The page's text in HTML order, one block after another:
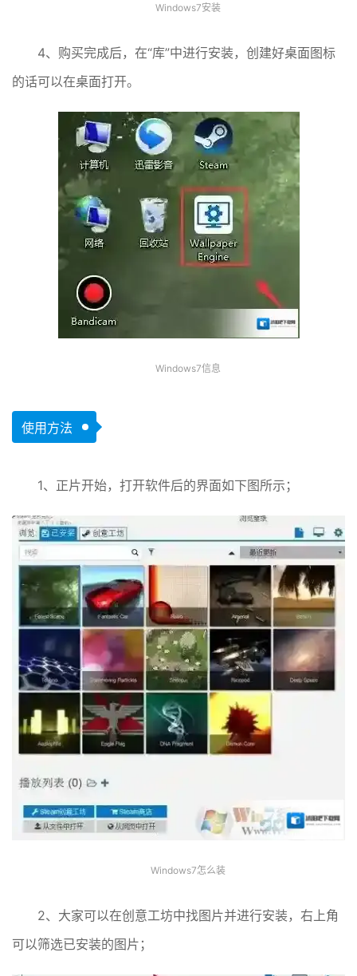
Windows7安装
4、购买完成后，在“库”中进行安装，创建好桌面图标
的话可以在桌面打开。
Windows7信息
使用方法
1、正片开始，打开软件后的界面如下图所示；
Windows7怎么装
2、大家可以在创意工坊中找图片并进行安装，右上角
可以筛选已安装的图片；